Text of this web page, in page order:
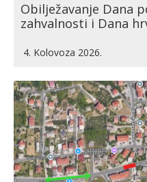
Obilježavanje Dana
zahvalnosti i Dana
4. Kolovoza 2026.